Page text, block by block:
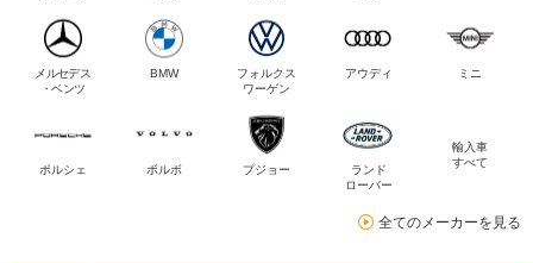
メルセデス
・ベンツ
BMW
フォルクス
ワーゲン
アウディ ミニ
ポルシェ ボルボ プジョー
ランド
ローバー
輸入車
すべて
全てのメーカーを見る